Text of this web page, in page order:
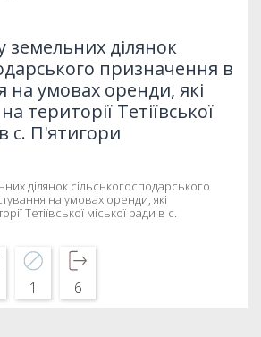
земельних ділянок
призначення в
на умовах оренди, які
території Тетіївської
с. П'ятигори
ділянок сільськогосподарського
на умовах оренди, які
Тетіївської міської ради в с.
1 6